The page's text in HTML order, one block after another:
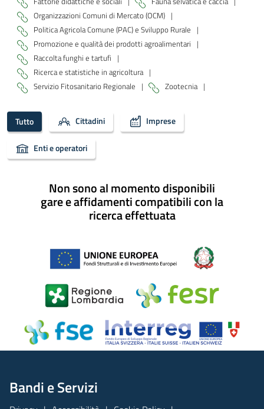
Organizzazioni Comuni di Mercato (OCM) |
Politica Agricola Comune (PAC) e Sviluppo Rurale |
Promozione e qualità dei prodotti agroalimentari |
Raccolta funghi e tartufi |
Ricerca e statistiche in agricoltura |
Servizio Fitosanitario Regionale | Zootecnia |
Tutto Cittadini Imprese
Enti e operatori
Non sono al momento disponibili
gare e affidamenti compatibili con la
ricerca effettuata
Bandi e Servizi